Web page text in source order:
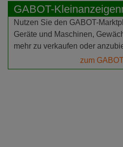
GABOT-
Nutzen Sie den GABOT-
Geräte und Maschinen,
mehr zu verkaufen oder
zum